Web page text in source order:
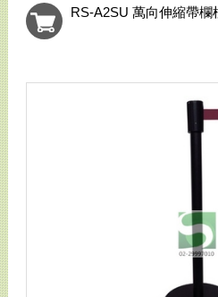
RS-A2SU 萬向伸縮帶欄